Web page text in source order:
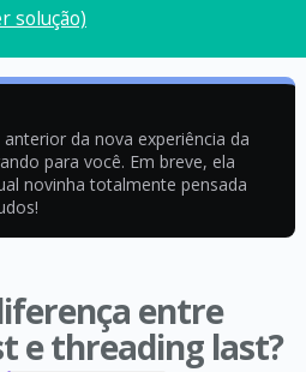
solução)
da nova experiência da
para você. Em breve, ela
novinha totalmente pensada
entre
e threading last?